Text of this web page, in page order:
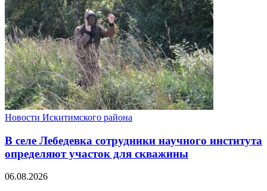
Новости Искитимского района
В селе Лебедевка сотрудники научного института
определяют участок для скважины
06.08.2026